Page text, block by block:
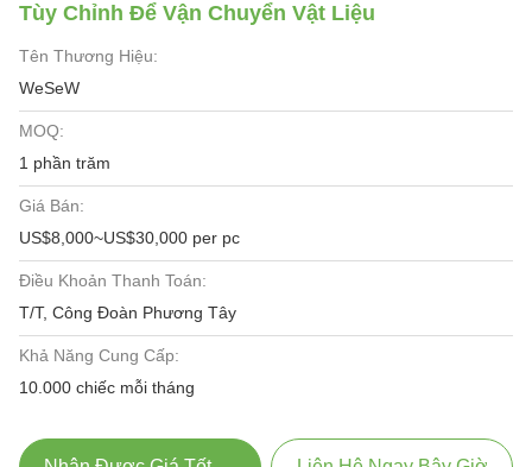
Tùy Chỉnh Để Vận Chuyển Vật Liệu
Tên Thương Hiệu:
WeSeW
MOQ:
1 phần trăm
Giá Bán:
US$8,000~US$30,000 per pc
Điều Khoản Thanh Toán:
T/T, Công Đoàn Phương Tây
Khả Năng Cung Cấp:
10.000 chiếc mỗi tháng